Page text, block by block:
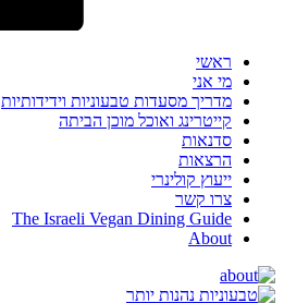
ראשי
מי אני
מדריך מסעדות טבעוניות וידידותיות
קייטרינג ואוכל מוכן הביתה
סדנאות
הרצאות
ייעוץ קולינרי
צרו קשר
The Israeli Vegan Dining Guide
About